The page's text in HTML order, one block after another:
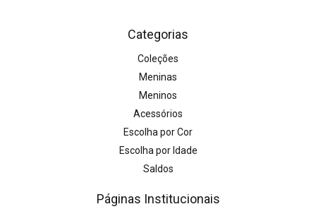
Categorias
Coleções
Meninas
Meninos
Acessórios
Escolha por Cor
Escolha por Idade
Saldos
Páginas Institucionais